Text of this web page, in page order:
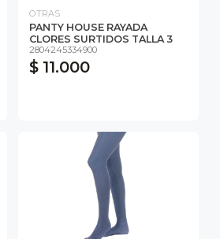
OTRAS
PANTY HOUSE RAYADA
CLORES SURTIDOS TALLA 3
2804245334900
$ 11.000